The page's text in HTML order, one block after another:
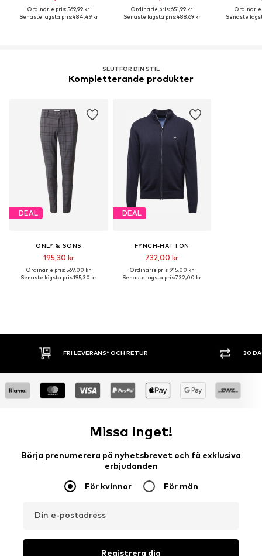
Ordinarie pris: 569,99 kr
Senaste lägsta pris:484,49 kr
Ordinarie pris: 651,99 kr
Senaste lägsta pris:488,69 kr
Ordinarie
Senaste
SLUTFÖR DIN STIL
Kompletterande produkter
DEAL
ONLY & SONS
195,30 kr
Ordinarie pris: 569,00 kr
Senaste lägsta pris:195,30 kr
DEAL
FYNCH-HATTON
732,00 kr
Ordinarie pris: 915,00 kr
Senaste lägsta pris:732,00 kr
FRI LEVERANS* OCH RETUR 30 DAGARS
Missa inget!
Börja prenumerera på nyhetsbrevet och få exklusiva
erbjudanden
För kvinnor För män
Din e-postadress
Registrera dig